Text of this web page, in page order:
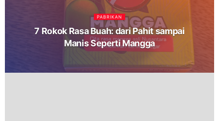
PABRIKAN
7 Rokok Rasa Buah: dari Pahit sampai
Manis Seperti Mangga